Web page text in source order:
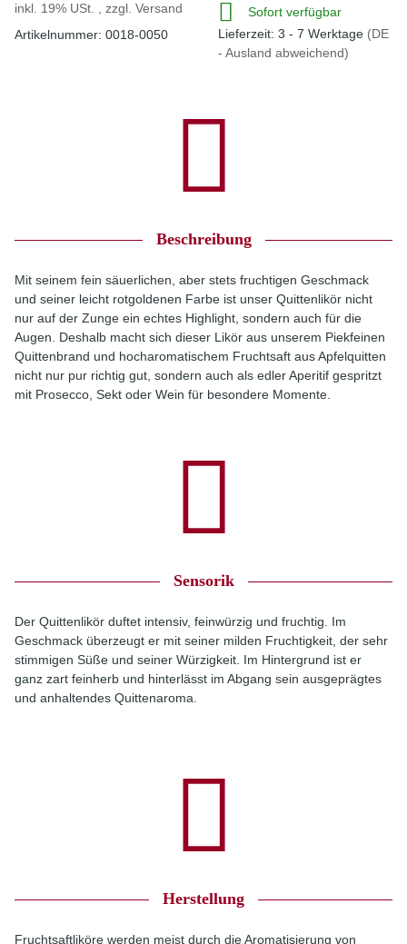
inkl. 19% USt. , zzgl. Versand
Artikelnummer: 0018-0050
Sofort verfügbar
Lieferzeit: 3 - 7 Werktage (DE
- Ausland abweichend)
Beschreibung
Mit seinem fein säuerlichen, aber stets fruchtigen Geschmack
und seiner leicht rotgoldenen Farbe ist unser Quittenlikör nicht
nur auf der Zunge ein echtes Highlight, sondern auch für die
Augen. Deshalb macht sich dieser Likör aus unserem Piekfeinen
Quittenbrand und hocharomatischem Fruchtsaft aus Apfelquitten
nicht nur pur richtig gut, sondern auch als edler Aperitif gespritzt
mit Prosecco, Sekt oder Wein für besondere Momente.
Sensorik
Der Quittenlikör duftet intensiv, feinwürzig und fruchtig. Im
Geschmack überzeugt er mit seiner milden Fruchtigkeit, der sehr
stimmigen Süße und seiner Würzigkeit. Im Hintergrund ist er
ganz zart feinherb und hinterlässt im Abgang sein ausgeprägtes
und anhaltendes Quittenaroma.
Herstellung
Fruchtsaftliköre werden meist durch die Aromatisierung von